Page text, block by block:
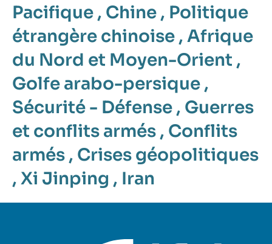
Pacifique , Chine , Politique
étrangère chinoise , Afrique
du Nord et Moyen-Orient ,
Golfe arabo-persique ,
Sécurité - Défense , Guerres
et conflits armés , Conflits
armés , Crises géopolitiques
, Xi Jinping , Iran